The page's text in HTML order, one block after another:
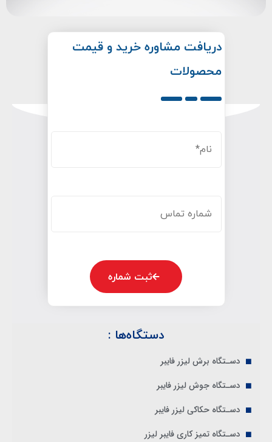
دریافت مشاوره خرید و قیمت
محصولات
ثبت شماره
دستگاه‌ها :
دسـتگاه برش لیزر فایبر
دسـتگاه جوش لیزر فایبر
دسـتگاه حکاکی لیزر فایبر
دسـتگاه تمیز کاری فایبر لیزر